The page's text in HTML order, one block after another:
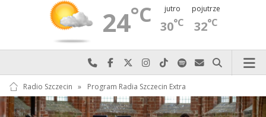
24°C jutro
30°C
pojutrze
32°C
Najlepiej po prostu do nas zadzwoń
Odwiedź nas na Facebook-u
Odwiedź nas na X
Odwiedź nas na Instagram-ie
Odwiedź nas na TikTok-u
Szukaj nas na Spotify
Wyślij do nas
Szukaj
Radio Szczecin » Program Radia Szczecin Extra